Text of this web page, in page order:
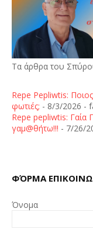
Τα άρθρα του
Repe Pepliwtis: Ποιος
φωτιές; - 8/3/2026 -
Repe pepliwtis: Γαία
γαμ@θήτω!!! - 7/26/
ΦΌΡΜΑ
Όνομα